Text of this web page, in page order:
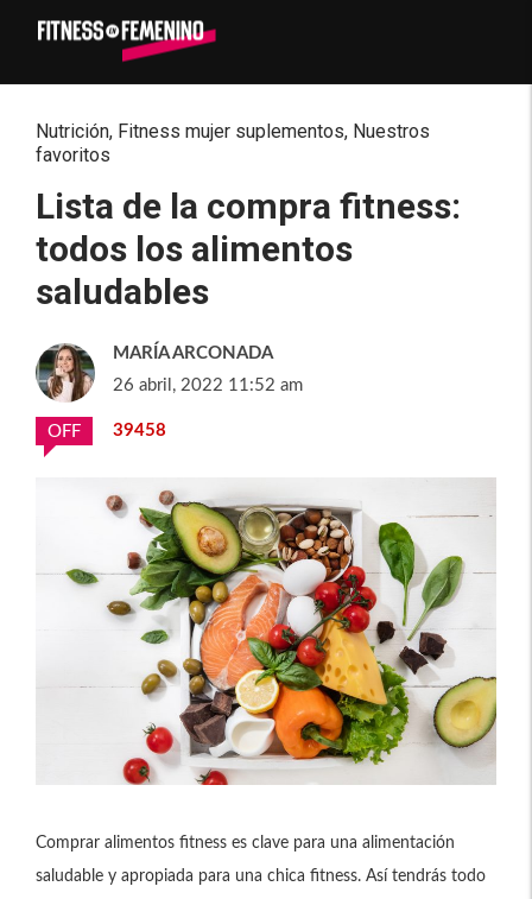
Nutrición, Fitness mujer suplementos, Nuestros
favoritos
Lista de la compra fitness:
todos los alimentos
saludables
MARÍA ARCONADA
26 abril, 2022 11:52 am
OFF 39458
Comprar alimentos fitness es clave para una alimentación
saludable y apropiada para una chica fitness. Así tendrás todo